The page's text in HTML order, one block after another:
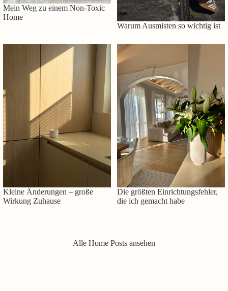
Mein Weg zu einem Non-Toxic
Home
Warum Ausmisten so wichtig ist
Kleine Änderungen – große
Wirkung Zuhause
Die größten Einrichtungsfehler,
die ich gemacht habe
Alle Home Posts ansehen